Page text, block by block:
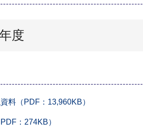
度
料（PDF：13,960KB）
：274KB）